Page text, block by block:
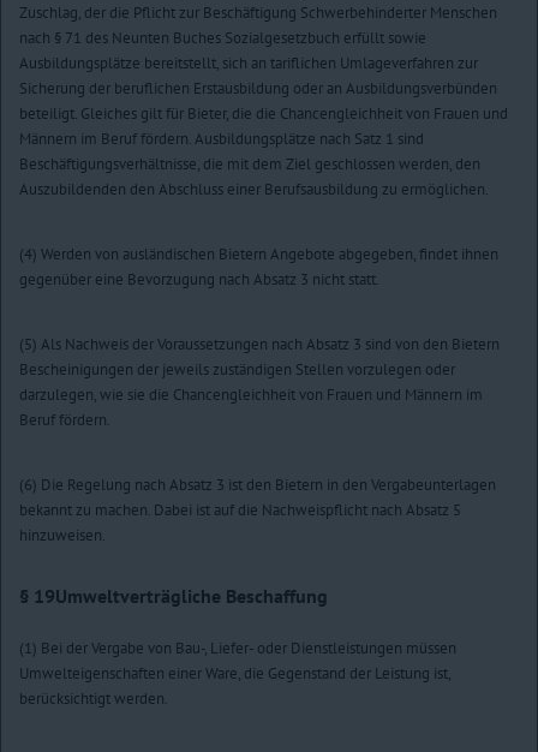
Zuschlag, der die Pflicht zur Beschäftigung Schwerbehinderter Menschen
nach § 71 des Neunten Buches Sozialgesetzbuch erfüllt sowie
Ausbildungsplätze bereitstellt, sich an tariflichen Umlageverfahren zur
Sicherung der beruflichen Erstausbildung oder an Ausbildungsverbünden
beteiligt. Gleiches gilt für Bieter, die die Chancengleichheit von Frauen und
Männern im Beruf fördern. Ausbildungsplätze nach Satz 1 sind
Beschäftigungsverhältnisse, die mit dem Ziel geschlossen werden, den
Auszubildenden den Abschluss einer Berufsausbildung zu ermöglichen.
(4) Werden von ausländischen Bietern Angebote abgegeben, findet ihnen
gegenüber eine Bevorzugung nach Absatz 3 nicht statt.
(5) Als Nachweis der Voraussetzungen nach Absatz 3 sind von den Bietern
Bescheinigungen der jeweils zuständigen Stellen vorzulegen oder
darzulegen, wie sie die Chancengleichheit von Frauen und Männern im
Beruf fördern.
(6) Die Regelung nach Absatz 3 ist den Bietern in den Vergabeunterlagen
bekannt zu machen. Dabei ist auf die Nachweispflicht nach Absatz 5
hinzuweisen.
§ 19Umweltverträgliche Beschaffung
(1) Bei der Vergabe von Bau-, Liefer- oder Dienstleistungen müssen
Umwelteigenschaften einer Ware, die Gegenstand der Leistung ist,
berücksichtigt werden.